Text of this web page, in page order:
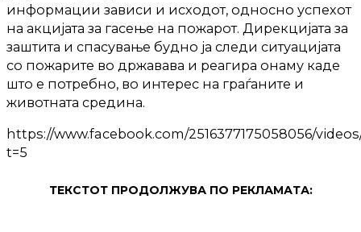
информации зависи и исходот, односно успехот
на акцијата за гасење на пожарот. Дирекцијата за
заштита и спасување будно ја следи ситуацијата
со пожарите во државава и реагира онаму каде
што е потребно, во интерес на граѓаните и
животната средина.
https://www.facebook.com/2516377175058056/
t=5
ТЕКСТОТ ПРОДОЛЖУВА ПО РЕКЛАМАТА: